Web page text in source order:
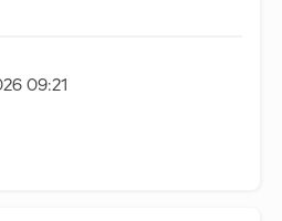
09:21